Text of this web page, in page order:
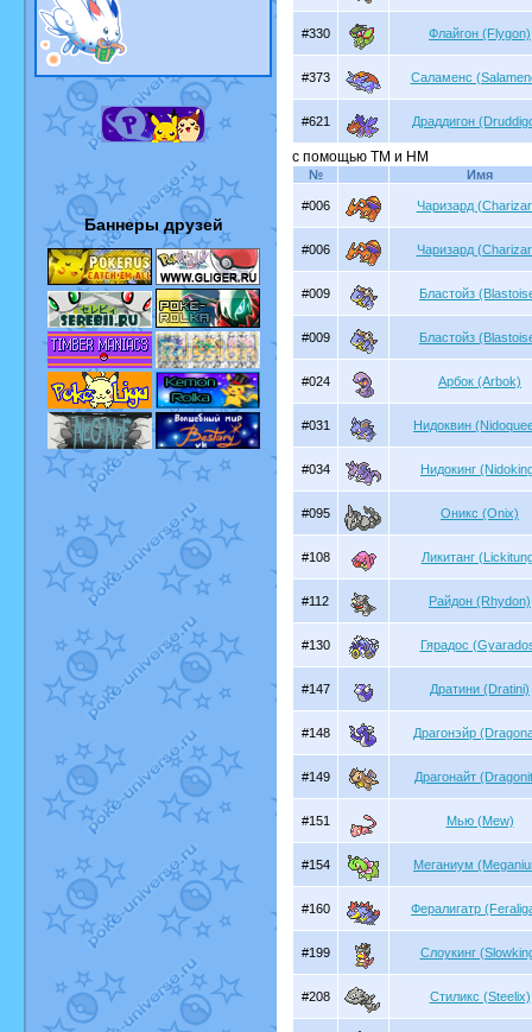
Баннеры друзей
#330 Флайгон (Flygon)
#373 Саламенс
#621 Драддигон
с помощью TM и HM
№ Имя
#006 Чаризард
#006 Чаризард
#009 Бластойз
#009 Бластойз
#024 Арбок (Arbok)
#031 Нидоквин
#034 Нидокинг
#095 Оникс (Onix)
#108 Ликитанг
#112 Райдон (Rhydon)
#130 Гярадос
#147 Дратини (Dratini)
#148 Драгонэйр
#149 Драгонайт
#151 Мью (Mew)
#154 Меганиум
#160 Фералигатр
#199 Слоукинг
#208 Стиликс (Steelix)